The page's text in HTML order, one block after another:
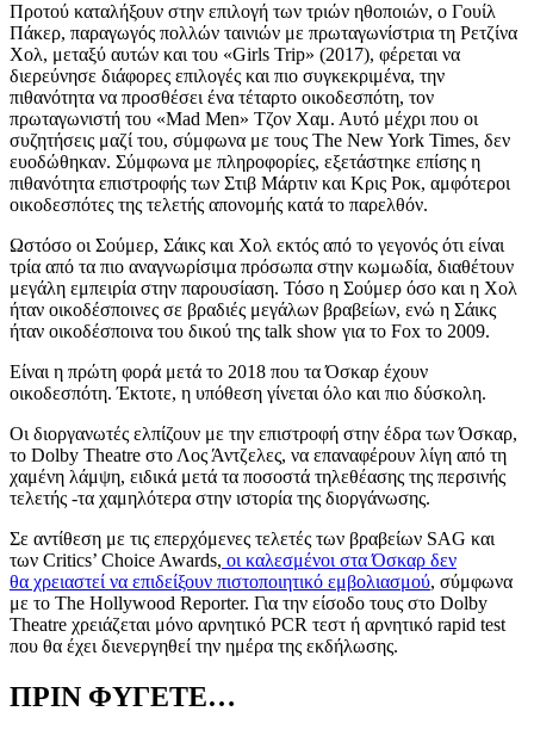
Προτού καταλήξουν στην επιλογή των τριών ηθοποιών, ο Γουίλ
Πάκερ, παραγωγός πολλών ταινιών με πρωταγωνίστρια τη Ρετζίνα
Χολ, μεταξύ αυτών και του «Girls Trip» (2017), φέρεται να
διερεύνησε διάφορες επιλογές και πιο συγκεκριμένα, την
πιθανότητα να προσθέσει ένα τέταρτο οικοδεσπότη, τον
πρωταγωνιστή του «Mad Men» Τζον Χαμ. Αυτό μέχρι που οι
συζητήσεις μαζί του, σύμφωνα με τους The New York Times, δεν
ευοδώθηκαν. Σύμφωνα με πληροφορίες, εξετάστηκε επίσης η
πιθανότητα επιστροφής των Στιβ Μάρτιν και Κρις Ροκ, αμφότεροι
οικοδεσπότες της τελετής απονομής κατά το παρελθόν.
Ωστόσο οι Σούμερ, Σάικς και Χολ εκτός από το γεγονός ότι είναι
τρία από τα πιο αναγνωρίσιμα πρόσωπα στην κωμωδία, διαθέτουν
μεγάλη εμπειρία στην παρουσίαση. Τόσο η Σούμερ όσο και η Χολ
ήταν οικοδέσποινες σε βραδιές μεγάλων βραβείων, ενώ η Σάικς
ήταν οικοδέσποινα του δικού της talk show για το Fox το 2009.
Είναι η πρώτη φορά μετά το 2018 που τα Όσκαρ έχουν
οικοδεσπότη. Έκτοτε, η υπόθεση γίνεται όλο και πιο δύσκολη.
Οι διοργανωτές ελπίζουν με την επιστροφή στην έδρα των Όσκαρ,
το Dolby Theatre στο Λος Άντζελες, να επαναφέρουν λίγη από τη
χαμένη λάμψη, ειδικά μετά τα ποσοστά τηλεθέασης της περσινής
τελετής -τα χαμηλότερα στην ιστορία της διοργάνωσης.
Σε αντίθεση με τις επερχόμενες τελετές των βραβείων SAG και
των Critics’ Choice Awards, οι καλεσμένοι στα Όσκαρ δεν
θα χρειαστεί να επιδείξουν πιστοποιητικό εμβολιασμού, σύμφωνα
με το The Hollywood Reporter. Για την είσοδο τους στο Dolby
Theatre χρειάζεται μόνο αρνητικό PCR τεστ ή αρνητικό rapid test
που θα έχει διενεργηθεί την ημέρα της εκδήλωσης.
ΠΡΙΝ ΦΥΓΕΤΕ…